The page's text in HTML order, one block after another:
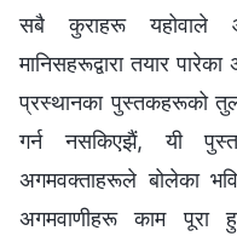
सबै कुराहरू यहोवाले
मानिसहरूद्वारा तयार
प्रस्थानका पुस्तकहरूको
गर्न नसकिएझैं, यी
अगमवक्ताहरूले बोलेका
अगमवाणीहरू काम पूरा